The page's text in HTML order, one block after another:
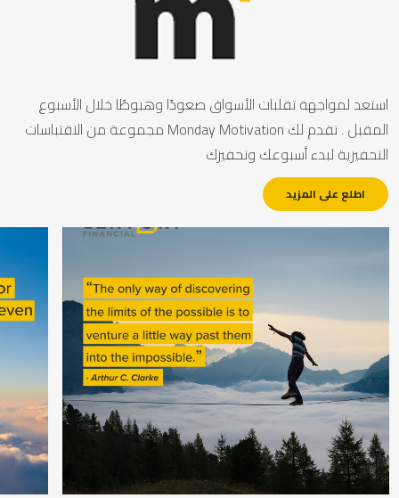
لمواجهة تقلبات الأسواق صعودًا وهبوطًا خلال الأسبوع
المقبل . تقدم لك Monday Motivation مجموعة من الاقتباسات
لبدء أسبوعك وتحفيزك
اطلع على المزيد